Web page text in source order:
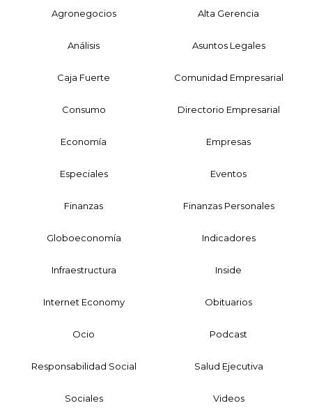
Agronegocios Alta Gerencia
Análisis Asuntos Legales
Caja Fuerte Comunidad Empresarial
Consumo Directorio Empresarial
Economía Empresas
Especiales Eventos
Finanzas Finanzas Personales
Globoeconomía Indicadores
Infraestructura Inside
Internet Economy Obituarios
Ocio Podcast
Responsabilidad Social Salud Ejecutiva
Sociales Videos